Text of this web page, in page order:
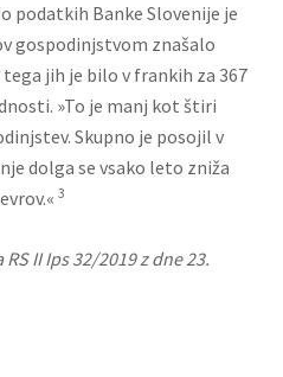
podatkih Banke Slovenije je
gospodinjstvom znašalo
jih je bilo v frankih za 367
»To je manj kot štiri
Skupno je posojil v
dolga se vsako leto zniža
3
II Ips 32/2019 z dne 23.